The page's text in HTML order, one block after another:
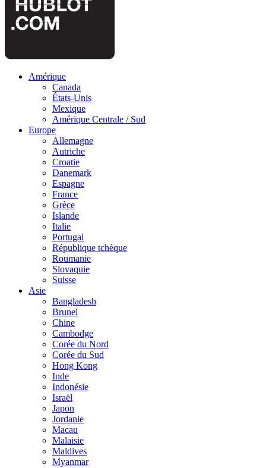
Amérique
Canada
États-Unis
Mexique
Amérique Centrale / Sud
Europe
Allemagne
Autriche
Croatie
Danemark
Espagne
France
Grèce
Islande
Italie
Portugal
République tchèque
Roumanie
Slovaquie
Suisse
Asie
Bangladesh
Brunei
Chine
Cambodge
Corée du Nord
Corée du Sud
Hong Kong
Inde
Indonésie
Israël
Japon
Jordanie
Macau
Malaisie
Maldives
Myanmar